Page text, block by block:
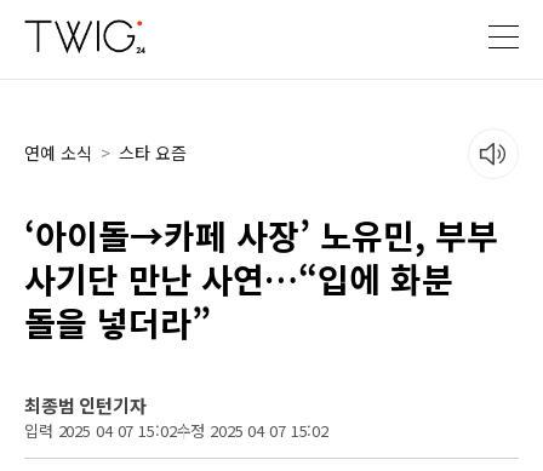
연예 소식 > 스타 요즘
‘아이돌→카페 사장’ 노유민, 부부
사기단 만난 사연…“입에 화분
돌을 넣더라”
최종범 인턴기자
입력 2025 04 07 15:02수정 2025 04 07 15:02